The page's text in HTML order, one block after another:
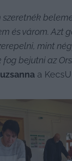
és várom. Azt
mint
bejutni az
a